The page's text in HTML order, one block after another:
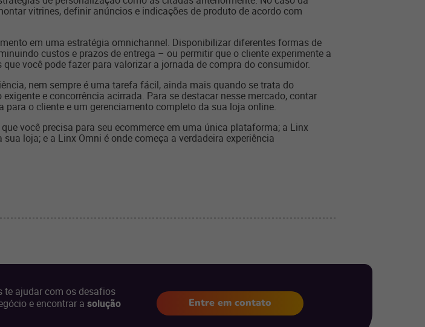
vitrines, definir anúncios e indicações de produto de acordo com
em uma estratégia omnichannel. Disponibilizar diferentes formas de
custos e prazos de entrega – ou permitir que o cliente experimente a
você pode fazer para valorizar a jornada de compra do consumidor.
nem sempre é uma tarefa fácil, ainda mais quando se trata do
e concorrência acirrada. Para se destacar nesse mercado, contar
o cliente e um gerenciamento completo da sua loja online.
você precisa para seu ecommerce em uma única plataforma; a Linx
loja; e a Linx Omni é onde começa a verdadeira experiência
te ajudar com os desafios
e encontrar a solução
Entre em contato